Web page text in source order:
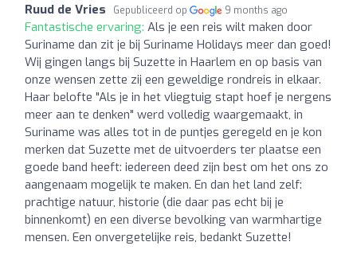
Ruud de Vries Gepubliceerd op 9 months ago
Fantastische ervaring: Als je een reis wilt maken door
Suriname dan zit je bij Suriname Holidays meer dan goed!
Wij gingen langs bij Suzette in Haarlem en op basis van
onze wensen zette zij een geweldige rondreis in elkaar.
Haar belofte "Als je in het vliegtuig stapt hoef je nergens
meer aan te denken" werd volledig waargemaakt, in
Suriname was alles tot in de puntjes geregeld en je kon
merken dat Suzette met de uitvoerders ter plaatse een
goede band heeft: iedereen deed zijn best om het ons zo
aangenaam mogelijk te maken. En dan het land zelf:
prachtige natuur, historie (die daar pas echt bij je
binnenkomt) en een diverse bevolking van warmhartige
mensen. Een onvergetelijke reis, bedankt Suzette!